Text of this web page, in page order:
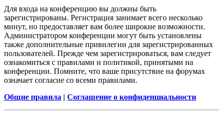
Для входа на конференцию вы должны быть
зарегистрированы. Регистрация занимает всего несколько
минут, но предоставляет вам более широкие возможности.
Администратором конференции могут быть установлены
также дополнительные привилегии для зарегистрированных
пользователей. Прежде чем зарегистрироваться, вам следует
ознакомиться с правилами и политикой, принятыми на
конференции. Помните, что ваше присутствие на форумах
означает согласие со всеми правилами.
Общие правила | Соглашение о конфиденциальности